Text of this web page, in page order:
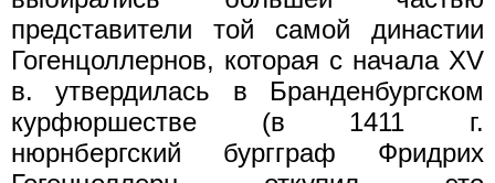
представители той самой династии
Гогенцоллернов, которая с начала XV
в. утвердилась в Бранденбургском
курфюршестве (в 1411 г.
нюрнбергский бургграф Фридрих